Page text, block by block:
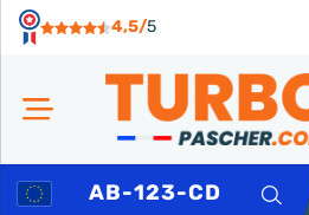
4,5/5
Rechercher
Panneau de gestion des cookies